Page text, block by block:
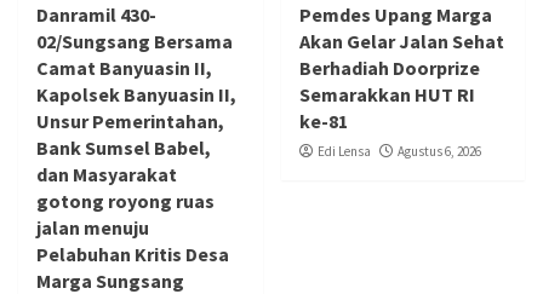
Danramil 430-
02/Sungsang Bersama
Camat Banyuasin II,
Kapolsek Banyuasin II,
Unsur Pemerintahan,
Bank Sumsel Babel,
dan Masyarakat
gotong royong ruas
jalan menuju
Pelabuhan Kritis Desa
Marga Sungsang
Pemdes Upang Marga
Akan Gelar Jalan Sehat
Berhadiah Doorprize
Semarakkan HUT RI
ke-81
Edi Lensa Agustus 6, 2026